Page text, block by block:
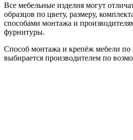
Все мебельные изделия могут
образцов по цвету, размеру,
способами монтажа и
фурнитуры.
Способ монтажа и крепёж мебели по
выбирается производителем по